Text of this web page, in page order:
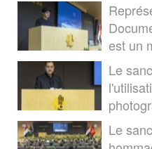
est un
Le
Le